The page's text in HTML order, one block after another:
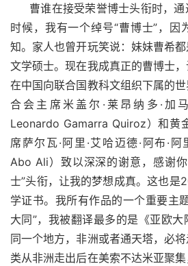
曹谁在接受荣誉博士头衔时，
时候，我有一个绰号“曹博士”，因
知。家人也曾开玩笑说：妹妹曹希
文学硕士。现在我成真正的曹博士
在中国向联合国教科文组织下属的
合会 主席米盖尔 ·莱昂纳多·加
Leonardo Gamarra Quiroz）和黄
席萨尔瓦·阿里·艾哈迈德·阿布·阿
Abo Ali）致以深深的谢意，感谢
士”头衔，让我的梦想成真。这也是
学证书。我所有作品的一个重要主
大同”，我被翻译最多的是《亚欧
同一个地方，非洲或者通天塔，必
类从非洲走出后在美索不达米亚聚集